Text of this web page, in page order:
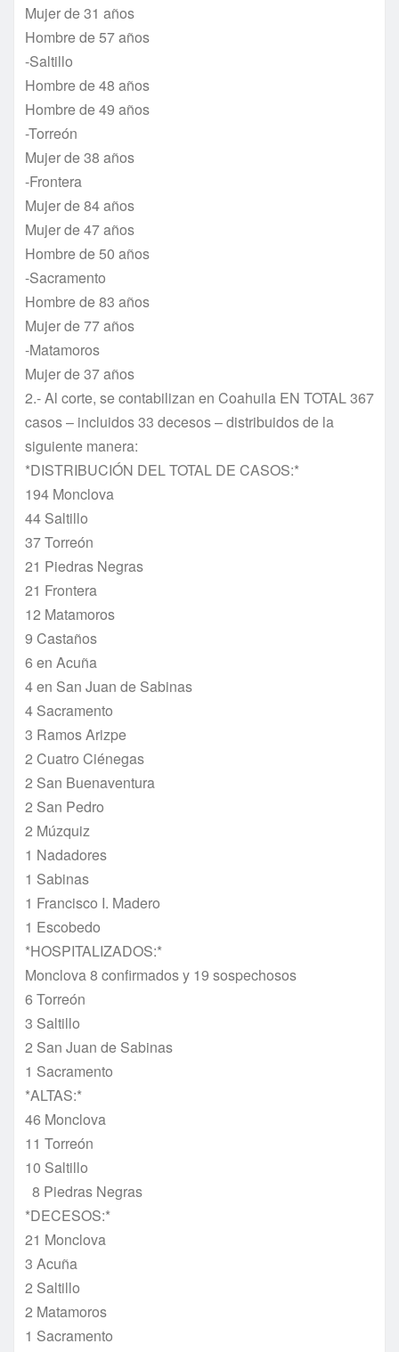
Mujer de 31 años
Hombre de 57 años
-Saltillo
Hombre de 48 años
Hombre de 49 años
-Torreón
Mujer de 38 años
-Frontera
Mujer de 84 años
Mujer de 47 años
Hombre de 50 años
-Sacramento
Hombre de 83 años
Mujer de 77 años
-Matamoros
Mujer de 37 años
2.- Al corte, se contabilizan en Coahuila EN TOTAL 367
casos – incluidos 33 decesos – distribuidos de la
siguiente manera:
*DISTRIBUCIÓN DEL TOTAL DE CASOS:*
194 Monclova
44 Saltillo
37 Torreón
21 Piedras Negras
21 Frontera
12 Matamoros
9 Castaños
6 en Acuña
4 en San Juan de Sabinas
4 Sacramento
3 Ramos Arizpe
2 Cuatro Ciénegas
2 San Buenaventura
2 San Pedro
2 Múzquiz
1 Nadadores
1 Sabinas
1 Francisco I. Madero
1 Escobedo
*HOSPITALIZADOS:*
Monclova 8 confirmados y 19 sospechosos
6 Torreón
3 Saltillo
2 San Juan de Sabinas
1 Sacramento
*ALTAS:*
46 Monclova
11 Torreón
10 Saltillo
8 Piedras Negras
*DECESOS:*
21 Monclova
3 Acuña
2 Saltillo
2 Matamoros
1 Sacramento